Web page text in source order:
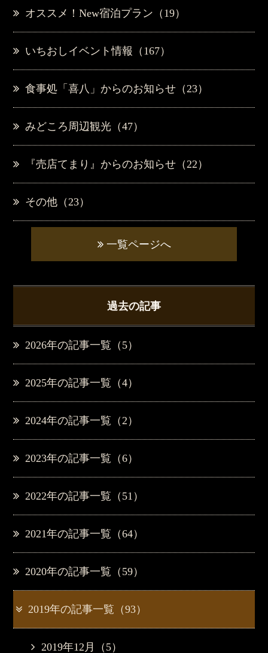
オススメ！New宿泊プラン（19）
いちおしイベント情報（167）
食事処「喜八」からのお知らせ（23）
みどころ周辺観光（47）
『売店てまり』からのお知らせ（22）
その他（23）
一覧ページへ
過去の記事
2026年の記事一覧（5）
2025年の記事一覧（4）
2024年の記事一覧（2）
2023年の記事一覧（6）
2022年の記事一覧（51）
2021年の記事一覧（64）
2020年の記事一覧（59）
2019年の記事一覧（93）
2019年12月（5）